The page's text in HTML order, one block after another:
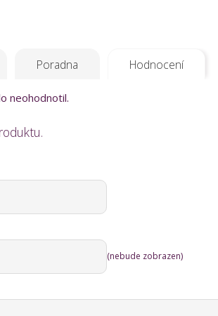
Poradna Hodnocení
neohodnotil.
(nebude zobrazen)